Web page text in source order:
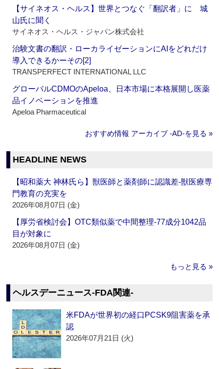
【サイネオス・ヘルス】世界とつなぐ「翻訳者」に 城
山氏に聞く
サイネオス・ヘルス・ジャパン株式会社
治験文書の翻訳・ローカライゼーションにAIをどれだけ
導入できるかーその[2]
TRANSPERFECT INTERNATIONAL LLC
グローバルCDMOのApeloa、日本市場に本格展開し医薬
品イノベーションを推進
Apeloa Pharmaceutical
おすすめ情報 アーカイブ ‐AD‐を見る »
HEADLINE NEWS
【昭和薬大 神林氏ら】獣医師と薬剤師に認識差‐獣医療専
門教育の充実を
2026年08月07日 (金)
【厚労省検討会】OTC類似薬で中間整理‐77成分1042品
目が対象に
2026年08月07日 (金)
もっと見る »
ヘルスデーニュース‐FDA関連‐
米FDAが世界初の経口PCSK9阻害薬を承
認
2026年07月21日 (火)